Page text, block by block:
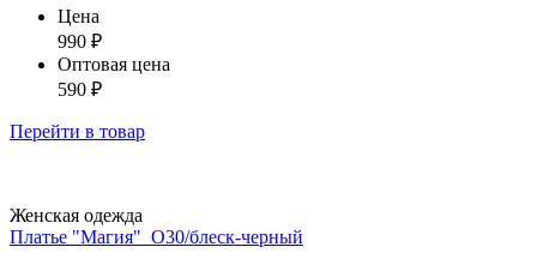
Цена
990 ₽
Оптовая цена
590 ₽
Перейти в товар
Женская одежда
Платье "Магия"_О30/блеск-черный